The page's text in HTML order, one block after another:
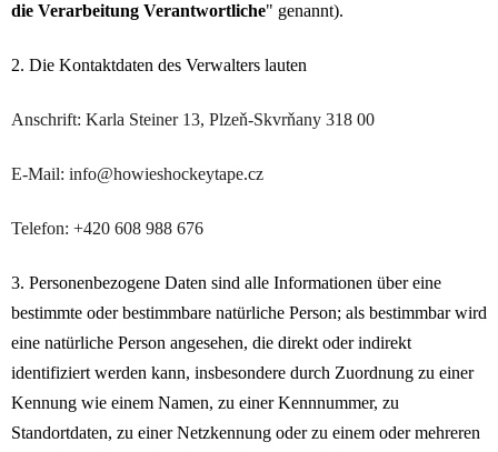
die Verarbeitung Verantwortliche" genannt).
2. Die Kontaktdaten des Verwalters lauten
Anschrift: Karla Steiner 13, Plzeň-Skvrňany 318 00
E-Mail: info@howieshockeytape.cz
Telefon: +420 608 988 676
3. Personenbezogene Daten sind alle Informationen über eine
bestimmte oder bestimmbare natürliche Person; als bestimmbar wird
eine natürliche Person angesehen, die direkt oder indirekt
identifiziert werden kann, insbesondere durch Zuordnung zu einer
Kennung wie einem Namen, zu einer Kennnummer, zu
Standortdaten, zu einer Netzkennung oder zu einem oder mehreren